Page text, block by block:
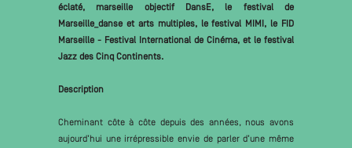
éclaté, marseille objectif DansE, le festival de
Marseille_danse et arts multiples, le festival MIMI, le FID
Marseille - Festival International de Cinéma, et le festival
Jazz des Cinq Continents.
Description
Cheminant côte à côte depuis des années, nous avons
aujourd’hui une irrépressible envie de parler d’une même